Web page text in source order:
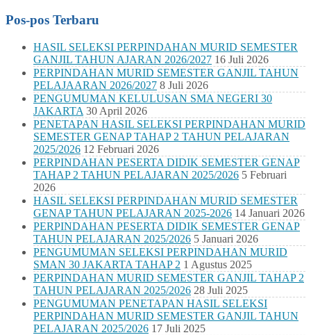
Pos-pos Terbaru
HASIL SELEKSI PERPINDAHAN MURID SEMESTER
GANJIL TAHUN AJARAN 2026/2027 16 Juli 2026
PERPINDAHAN MURID SEMESTER GANJIL TAHUN
PELAJAARAN 2026/2027 8 Juli 2026
PENGUMUMAN KELULUSAN SMA NEGERI 30
JAKARTA 30 April 2026
PENETAPAN HASIL SELEKSI PERPINDAHAN MURID
SEMESTER GENAP TAHAP 2 TAHUN PELAJARAN
2025/2026 12 Februari 2026
PERPINDAHAN PESERTA DIDIK SEMESTER GENAP
TAHAP 2 TAHUN PELAJARAN 2025/2026 5 Februari
2026
HASIL SELEKSI PERPINDAHAN MURID SEMESTER
GENAP TAHUN PELAJARAN 2025-2026 14 Januari 2026
PERPINDAHAN PESERTA DIDIK SEMESTER GENAP
TAHUN PELAJARAN 2025/2026 5 Januari 2026
PENGUMUMAN SELEKSI PERPINDAHAN MURID
SMAN 30 JAKARTA TAHAP 2 1 Agustus 2025
PERPINDAHAN MURID SEMESTER GANJIL TAHAP 2
TAHUN PELAJARAN 2025/2026 28 Juli 2025
PENGUMUMAN PENETAPAN HASIL SELEKSI
PERPINDAHAN MURID SEMESTER GANJIL TAHUN
PELAJARAN 2025/2026 17 Juli 2025